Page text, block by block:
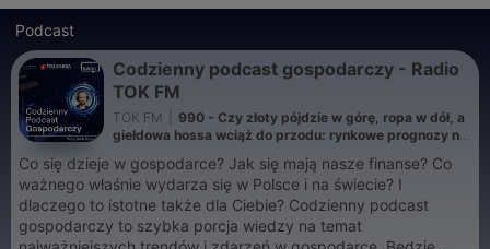
Podcast
Codzienny podcast gospodarczy - Radio
TOK FM
TOK FM
990 - Czy złoty pójdzie w górę, ropa w dół, a
giełdowa hossa wciąż do przodu: rynkowe prognozy na
Co się dzieje w gospodarce? Jak się mają nasze finanse? Co
ważnego właśnie wydarza się w Polsce i na świecie? I
dlaczego to istotne także dla Ciebie? Codzienny podcast
gospodarczy to szybka porcja wiedzy na temat